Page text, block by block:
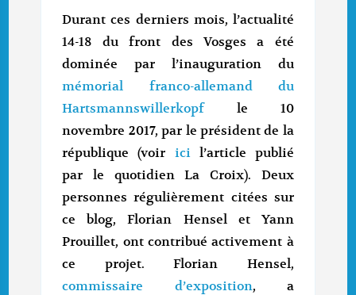
Durant ces derniers mois, l’actualité
14-18 du front des Vosges a été
dominée par l’inauguration du
mémorial franco-allemand du
Hartsmannswillerkopfle 10
novembre 2017, par le président de la
république (voir icil’article publié
par le quotidien La Croix). Deux
personnes régulièrement citées sur
ce blog, Florian Hensel et Yann
Prouillet, ont contribué activement à
ce projet. Florian Hensel,
commissaire d’exposition, a